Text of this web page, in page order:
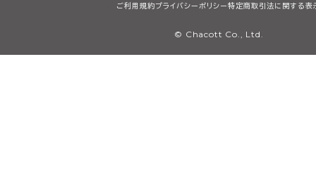
ご利用規約プライバシーポリシー特定商取引法に関する表
© Chacott Co., Ltd.